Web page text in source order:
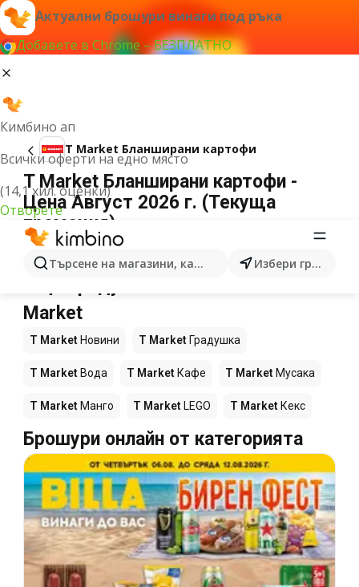
Актуални брошури винаги под ръка
Добавете в Chrome – БЕЗПЛАТНО
Кимбино ап
Всички оферти на едно място
(14,1 хил. оценки)
Отворете
Търсене на магазини, категории, продукти...Избери град
T Market Бланширани картофи
T Market Бланширани картофи -
Цена Август 2026 г. (Текуща
промоция)
Не можахме да намерим резултати за този
термин.
Market
T Market Новини T Market Градушка
T Market Вода T Market Кафе T Market Мусака
T Market Манго T Market LEGO T Market Кекс
Брошури онлайн от категорията